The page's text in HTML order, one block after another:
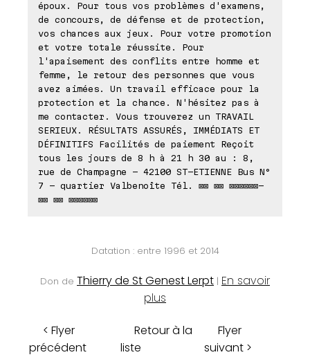
époux. Pour tous vos problèmes d'examens,
de concours, de défense et de protection,
vos chances aux jeux. Pour votre promotion
et votre totale réussite. Pour
l'apaisement des conflits entre homme et
femme, le retour des personnes que vous
avez aimées. Un travail efficace pour la
protection et la chance. N'hésitez pas à
me contacter. Vous trouverez un TRAVAIL
SERIEUX. RÉSULTATS ASSURÉS, IMMÉDIATS ET
DÉFINITIFS Facilités de paiement Reçoit
tous les jours de 8 h à 21 h 30 au : 8,
rue de Champagne - 42100 ST-ETIENNE Bus N°
7 - quartier Valbenoîte Tél. ⊠⊠ ⊠⊠ ⊠⊠⊠⊠⊠⊠-
⊠⊠ ⊠⊠ ⊠⊠⊠⊠⊠⊠
Datation : entre 1996 et 2014
Don de Thierry de St Genest Lerpt | En savoir
plus
< Flyer
précédent
Retour à la
liste
Flyer
suivant >